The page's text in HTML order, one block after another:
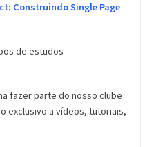
Construindo Single Page
de estudos
fazer parte do nosso clube
exclusivo a vídeos, tutoriais,